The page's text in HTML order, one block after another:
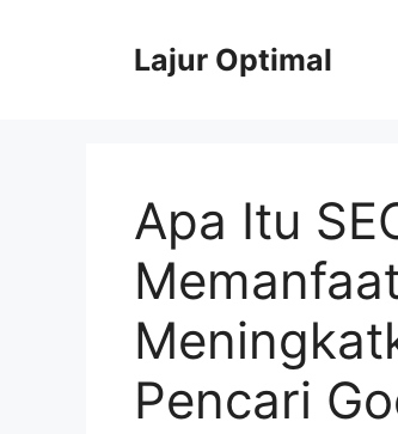
Lajur Optimal
Apa Itu
Pencari